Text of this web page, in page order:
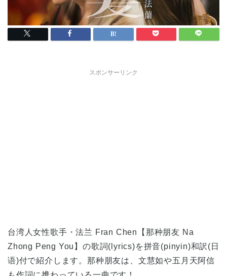
スポンサーリンク
台湾人女性歌手・法兰 Fran Chen
【那种朋友 Na
Zhong Peng You】の歌詞(lyrics)を拼音(pinyin)和訳(日
语)付で紹介します。那种朋友は、文慧如や五月天阿信